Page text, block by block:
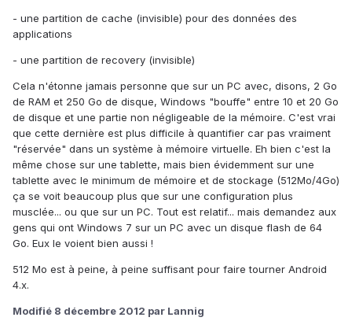
- une partition de cache (invisible) pour des données des
applications
- une partition de recovery (invisible)
Cela n'étonne jamais personne que sur un PC avec, disons, 2 Go
de RAM et 250 Go de disque, Windows "bouffe" entre 10 et 20 Go
de disque et une partie non négligeable de la mémoire. C'est vrai
que cette dernière est plus difficile à quantifier car pas vraiment
"réservée" dans un système à mémoire virtuelle. Eh bien c'est la
même chose sur une tablette, mais bien évidemment sur une
tablette avec le minimum de mémoire et de stockage (512Mo/4Go)
ça se voit beaucoup plus que sur une configuration plus
musclée... ou que sur un PC. Tout est relatif... mais demandez aux
gens qui ont Windows 7 sur un PC avec un disque flash de 64
Go. Eux le voient bien aussi !
512 Mo est à peine, à peine suffisant pour faire tourner Android
4.x.
Modifié 8 décembre 2012 par Lannig